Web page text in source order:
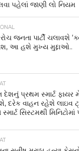
પહેલાં જાણી લો નિયમ
જનતા પાર્ટી ચલાવશે
આ હશે મુખ્ય મુદ્દાઓ..
દેશનું પ્રથમ સ્માર્ટ
દરેક વાહન રહેશે લાઇવ
સિસ્ટમથી